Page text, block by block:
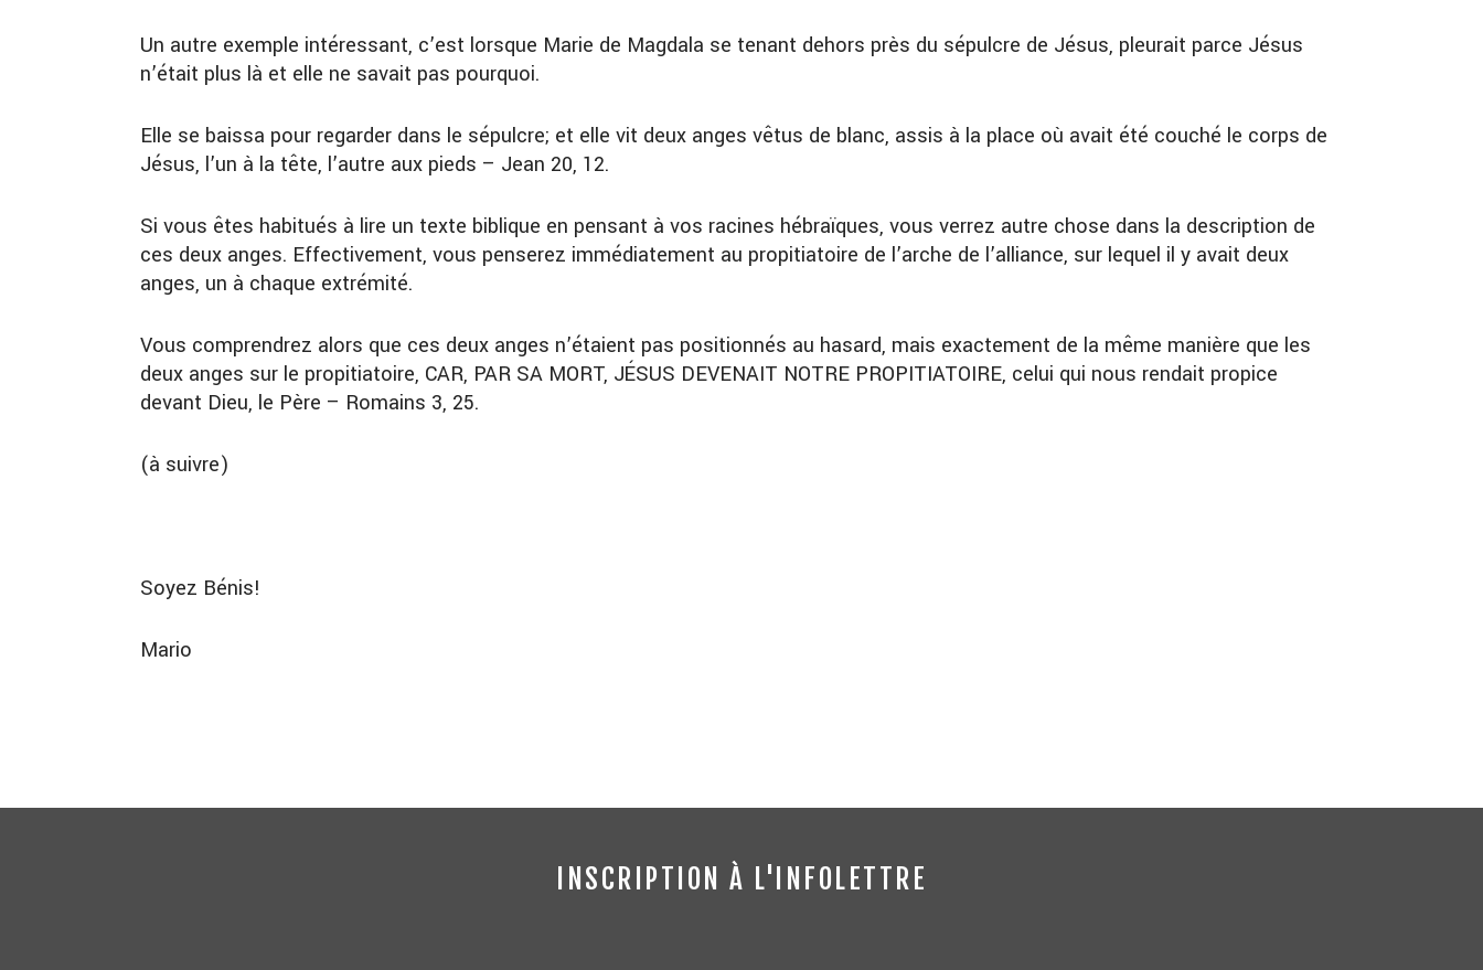
Un autre exemple intéressant, c’est lorsque Marie de Magdala se tenant dehors près du sépulcre de Jésus, pleurait parce Jésus
n’était plus là et elle ne savait pas pourquoi.
Elle se baissa pour regarder dans le sépulcre; et elle vit deux anges vêtus de blanc, assis à la place où avait été couché le corps de
Jésus, l’un à la tête, l’autre aux pieds – Jean 20, 12.
Si vous êtes habitués à lire un texte biblique en pensant à vos racines hébraïques, vous verrez autre chose dans la description de
ces deux anges. Effectivement, vous penserez immédiatement au propitiatoire de l’arche de l’alliance, sur lequel il y avait deux
anges, un à chaque extrémité.
Vous comprendrez alors que ces deux anges n’étaient pas positionnés au hasard, mais exactement de la même manière que les
deux anges sur le propitiatoire, CAR, PAR SA MORT, JÉSUS DEVENAIT NOTRE PROPITIATOIRE, celui qui nous rendait propice
devant Dieu, le Père – Romains 3, 25.
(à suivre)
Soyez Bénis!
Mario
INSCRIPTION À L'INFOLETTRE